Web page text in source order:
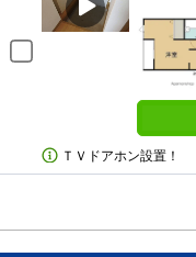
ＴＶドアホン設置！